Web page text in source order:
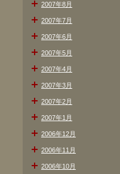
2007年8月
2007年7月
2007年6月
2007年5月
2007年4月
2007年3月
2007年2月
2007年1月
2006年12月
2006年11月
2006年10月